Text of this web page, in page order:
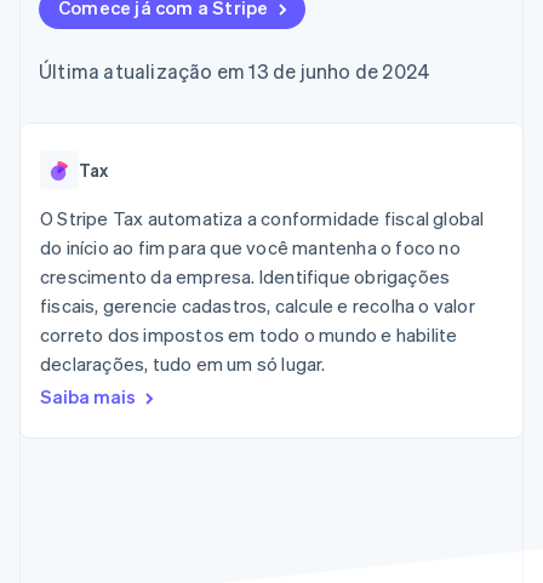
flexíveis de IU
Formas de
Acesso a mais
presenciais
Authorization
Boost
Otimizações
de aceitação
Link
Checkout
acelerado
Financial
Connections
Dados de
contas
vinculadas
Recognition
Automação
Stripe Sigma
personalizados
Marketplaces
Plataformas
SaaS
Empresas de IA
Economia de criadores
Jogos
Hospitalidade, viagens
e lazer
Seguros
Gerenciar assinaturas
uso
Emita cartões
stablecoins
Recursos
Integrações de
aplicativos
Exemplos de códigos
Plano de ação do
Conferência anual das
Carreiras
Contato
Fale com a equipe de
vendas
Seja um parceiro
Comece já com a Stripe
Última atualização em 13 de junho de 2024
Tax
O Stripe Tax automatiza a conformidade fiscal global
do início ao fim para que você mantenha o foco no
crescimento da empresa. Identifique obrigações
fiscais, gerencie cadastros, calcule e recolha o valor
correto dos impostos em todo o mundo e habilite
declarações, tudo em um só lugar.
Saiba mais